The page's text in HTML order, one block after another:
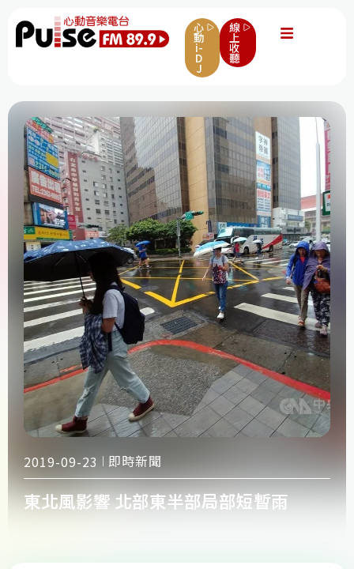
心
動
i-
D
J
線
上
收
聽
2019-09-23 即時新聞
東北風影響 北部東半部局部短暫雨